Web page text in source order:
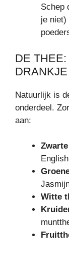
Schep
je niet)
DE
DRANKJE
Natuurlijk is
onderdeel.
aan:
Witte